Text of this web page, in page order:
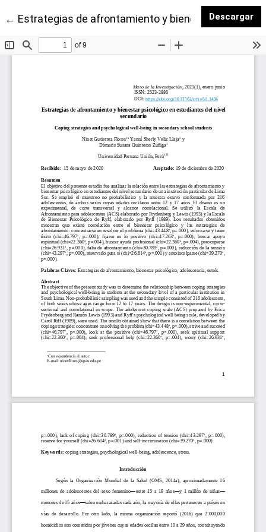
← Volver a los detalles del artículo
Estrategias de afrontamiento y bienestarDescargar